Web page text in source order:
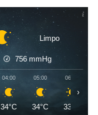
Limpo
756 mmHg
04:00
34°C
05:00
34°C
06:00
33°C
›